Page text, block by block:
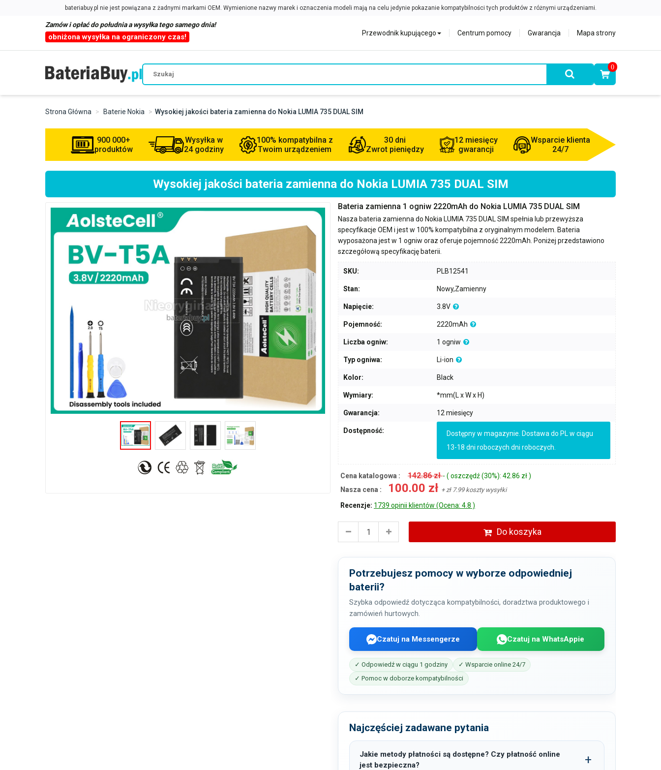
Zamów i opłać do południa a wysyłka tego samego dnia!
obniżona wysyłka na ograniczony czas! Przewodnik kupującego Centrum pomocy Gwarancja Mapa strony
0
Strona Główna Baterie Nokia Wysokiej jakości bateria zamienna do Nokia LUMIA 735 DUAL SIM
900 000+
produktów
Wysyłka w
24 godziny
100% kompatybilna z
Twoim urządzeniem
30 dni
Zwrot pieniędzy
12 miesięcy
gwarancji
Wsparcie klienta
24/7
Wysokiej jakości bateria zamienna do Nokia LUMIA 735 DUAL SIM
Bateria zamienna 1 ogniw 2220mAh do Nokia LUMIA 735 DUAL SIM
Nasza bateria zamienna do Nokia LUMIA 735 DUAL SIM spełnia lub przewyższa
specyfikacje OEM i jest w 100% kompatybilna z oryginalnym modelem. Bateria
wyposażona jest w 1 ogniw oraz oferuje pojemność2220mAh . Poniżej przedstawiono
szczegółową specyfikację baterii.
SKU: PLB12541
Stan: Nowy,Zamienny
Napięcie: 3.8V
Pojemność: 2220mAh
Liczba ogniw: 1 ogniw
Typ ogniwa: Li-ion
Kolor: Black
Wymiary: *mm(L x W x H)
Gwarancja: 12 miesięcy
Dostępność:
Dostępny w magazynie. Dostawa do PL w ciągu
13-18 dni roboczych dni roboczych.
Cena katalogowa : 142.86 zł- ( oszczędź (30%): 42.86 zł )
Nasza cena :
100.00 zł + zł 7.99 koszty wysyłki
Recenzje: 1739 opinii klientów (Ocena: 4.8 )
Do koszyka
Potrzebujesz pomocy w wyborze odpowiedniej
baterii?
Szybka odpowiedź dotycząca kompatybilności, doradztwa produktowego i
zamówień hurtowych.
Czatuj na Messengerze Czatuj na WhatsAppie
✓ Odpowiedź w ciągu 1 godziny
✓ Wsparcie online 24/7
✓ Pomoc w doborze kompatybilności
Najczęściej zadawane pytania
Jakie metody płatności są dostępne? Czy płatność online
jest bezpieczna?